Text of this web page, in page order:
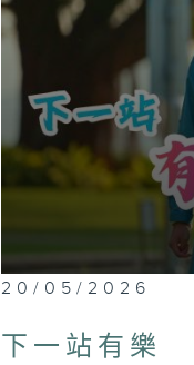
0
seconds
5
minutes,
20/05/2026
下一站有樂